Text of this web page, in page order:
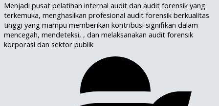
Menjadi pusat pelatihan internal audit dan audit forensik yang
terkemuka, menghasilkan profesional audit forensik berkualitas
tinggi yang mampu memberikan kontribusi signifikan dalam
mencegah, mendeteksi, , dan melaksanakan audit forensik
korporasi dan sektor publik